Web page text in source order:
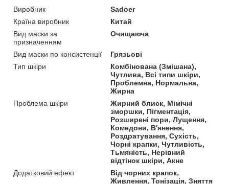
Виробник
Sadoer
Країна виробник
Китай
Вид маски за
призначенням
Очищаюча
Вид маски по консистенції
Грязьові
Тип шкіри
Комбінована (Змішана),
Чутлива, Всі типи шкіри,
Проблемна, Нормальна,
Жирна
Проблема шкіри
Жирний блиск, Мімічні
зморшки, Пігментація,
Розширені пори, Лущення,
Комедони, В'янення,
Роздратування, Сухість,
Чорні крапки, Чутливість,
Тьмяність, Нерівний
відтінок шкіри, Акне
Додатковий ефект
Від чорних крапок,
Живлення, Тонізація, Зняття